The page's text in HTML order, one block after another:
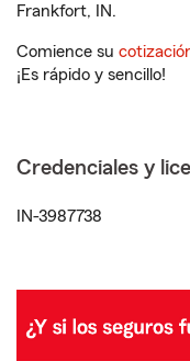
Frankfort, IN.
Comience su
¡Es rápido y sencillo!
Credenciales y
IN-3987738